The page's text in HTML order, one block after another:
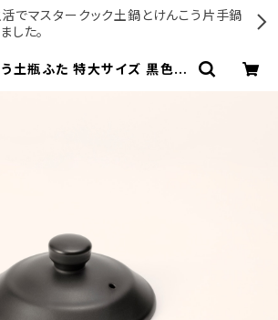
でマスタークック土鍋とけんこう片手鍋
した。
う土瓶ふた 特大サイズ 黒色 |